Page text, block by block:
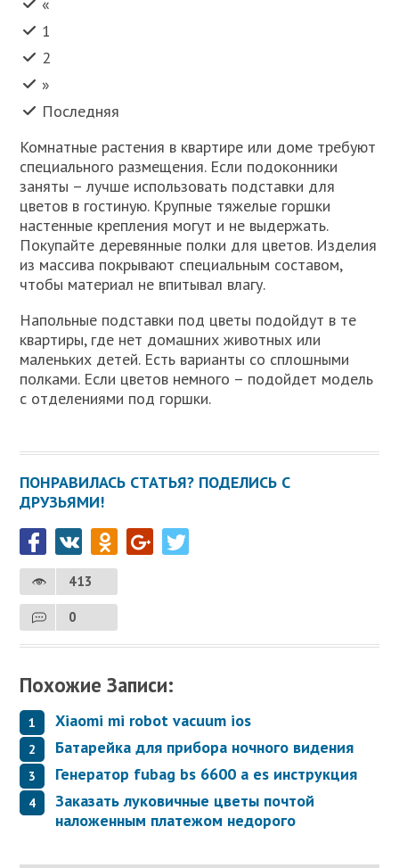
1
2
»
Последняя
Комнатные растения в квартире или доме требуют
специального размещения. Если подоконники
заняты – лучше использовать подставки для
цветов в гостиную. Крупные тяжелые горшки
настенные крепления могут и не выдержать.
Покупайте деревянные полки для цветов. Изделия
из массива покрывают специальным составом,
чтобы материал не впитывал влагу.
Напольные подставки под цветы подойдут в те
квартиры, где нет домашних животных или
маленьких детей. Есть варианты со сплошными
полками. Если цветов немного – подойдет модель
с отделениями под горшки.
ПОНРАВИЛАСЬ СТАТЬЯ? ПОДЕЛИСЬ С
ДРУЗЬЯМИ!
413
0
Похожие Записи:
Xiaomi mi robot vacuum ios
Батарейка для прибора ночного видения
Генератор fubag bs 6600 a es инструкция
Заказать луковичные цветы почтой
наложенным платежом недорого